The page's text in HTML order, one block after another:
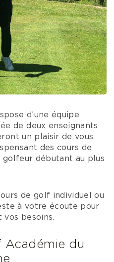
d’une équipe
de deux enseignants
un plaisir de vous
des cours de
débutant au plus
de golf individuel ou
à votre écoute pour
vos besoins.
Académie du